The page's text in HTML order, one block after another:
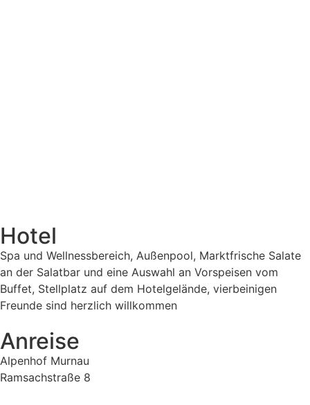
Hotel
Spa und Wellnessbereich, Außenpool, Marktfrische Salate
an der Salatbar und eine Auswahl an Vorspeisen vom
Buffet, Stellplatz auf dem Hotelgelände, vierbeinigen
Freunde sind herzlich willkommen
Anreise
Alpenhof Murnau
Ramsachstraße 8